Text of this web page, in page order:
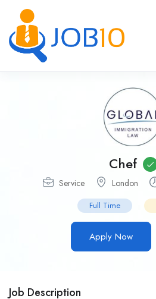
Chef
Service London
Full Time
Apply Now
Job Description